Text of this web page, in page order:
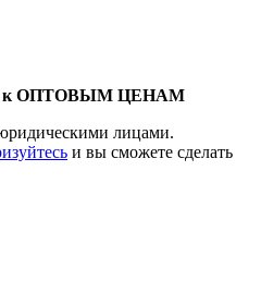
к ОПТОВЫМ ЦЕНАМ
лицами.
и вы сможете сделать